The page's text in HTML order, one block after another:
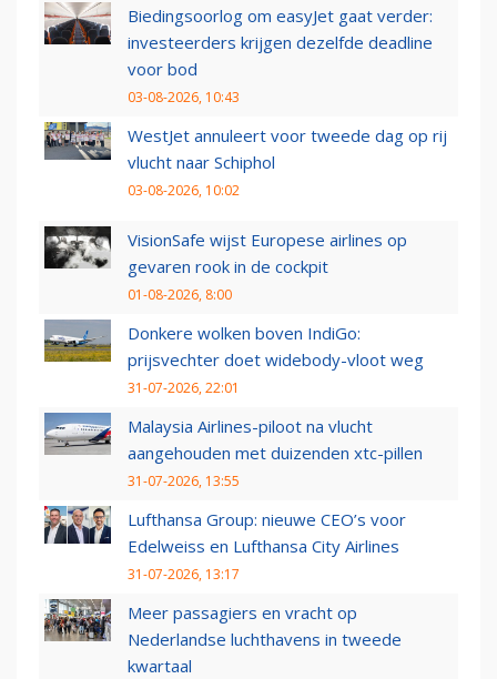
Biedingsoorlog om easyJet gaat verder:
investeerders krijgen dezelfde deadline
voor bod
03-08-2026, 10:43
WestJet annuleert voor tweede dag op rij
vlucht naar Schiphol
03-08-2026, 10:02
VisionSafe wijst Europese airlines op
gevaren rook in de cockpit
01-08-2026, 8:00
Donkere wolken boven IndiGo:
prijsvechter doet widebody-vloot weg
31-07-2026, 22:01
Malaysia Airlines-piloot na vlucht
aangehouden met duizenden xtc-pillen
31-07-2026, 13:55
Lufthansa Group: nieuwe CEO’s voor
Edelweiss en Lufthansa City Airlines
31-07-2026, 13:17
Meer passagiers en vracht op
Nederlandse luchthavens in tweede
kwartaal